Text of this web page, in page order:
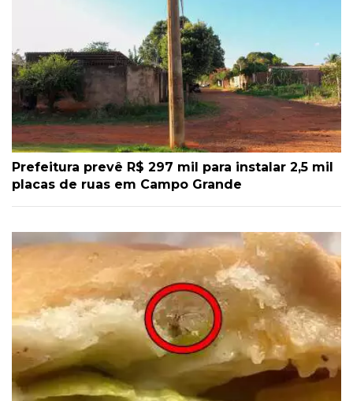
Prefeitura prevê R$ 297 mil para instalar 2,5 mil
placas de ruas em Campo Grande